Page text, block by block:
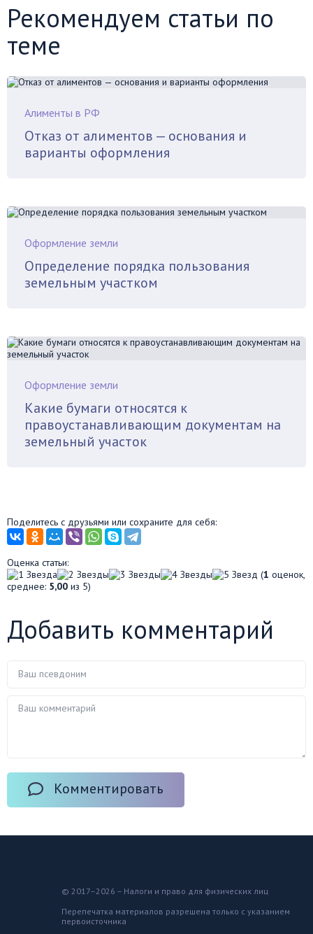
Рекомендуем статьи по
теме
Алименты в РФ
Отказ от алиментов — основания и
варианты оформления
Оформление земли
Определение порядка пользования
земельным участком
Оформление земли
Какие бумаги относятся к
правоустанавливающим документам на
земельный участок
Поделитесь с друзьями или сохраните для себя:
Оценка статьи:
(1 оценок,
среднее: 5,00 из 5)
Добавить комментарий
Комментировать
© 2017–2026 – Налоги и право для физических лиц
Перепечатка материалов разрешена только с указанием
первоисточника